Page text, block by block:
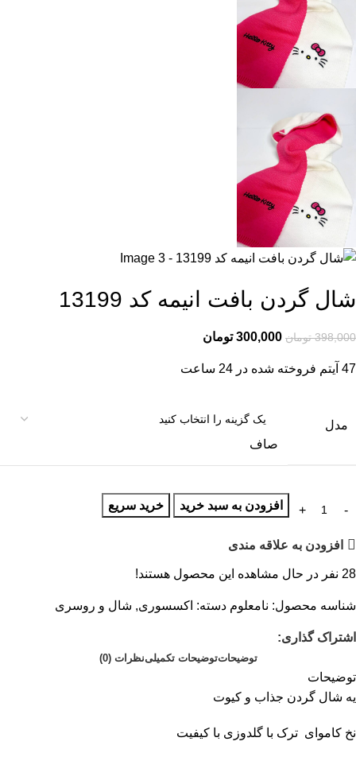
شال گردن بافت انیمه کد 13199
398,000 تومان 300,000 تومان
47 آیتم فروخته شده در 24 ساعت
مدل
صاف
افزودن به سبد خرید خرید سریع
افزودن به علاقه مندی
28 نفر در حال مشاهده این محصول هستند!
شناسه محصول: نامعلوم دسته: اکسسوری, شال و روسری
اشتراک گذاری:
توضیحاتتوضیحات تکمیلینظرات (0)
توضیحات
یه شال گردن جذاب و کیوت
نخ کاموای ترک با گلدوزی با کیفیت